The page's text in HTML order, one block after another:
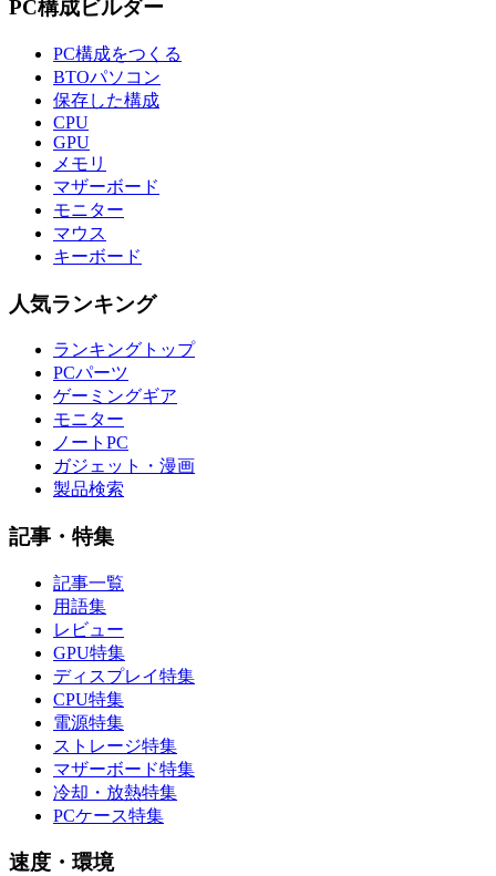
PC構成ビルダー
PC構成をつくる
BTOパソコン
保存した構成
CPU
GPU
メモリ
マザーボード
モニター
マウス
キーボード
人気ランキング
ランキングトップ
PCパーツ
ゲーミングギア
モニター
ノートPC
ガジェット・漫画
製品検索
記事・特集
記事一覧
用語集
レビュー
GPU特集
ディスプレイ特集
CPU特集
電源特集
ストレージ特集
マザーボード特集
冷却・放熱特集
PCケース特集
速度・環境